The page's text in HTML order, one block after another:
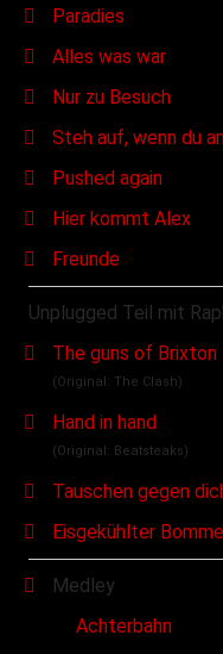
Paradies
Alles was war
Nur zu Besuch
Steh auf, wenn du
Pushed again
Hier kommt Alex
Freunde
Unplugged Teil mit
The guns of Brixton
(Original: The Clash)
Hand in hand
(Original: Beatsteaks)
Tauschen gegen
Eisgekühlter
Medley
Achterbahn